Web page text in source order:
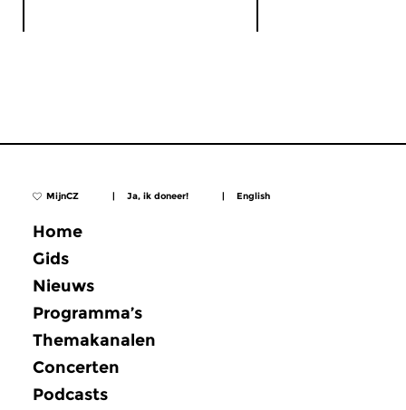
MijnCZ | Ja, ik doneer! | English
Home
Gids
Nieuws
Programma’s
Themakanalen
Concerten
Podcasts